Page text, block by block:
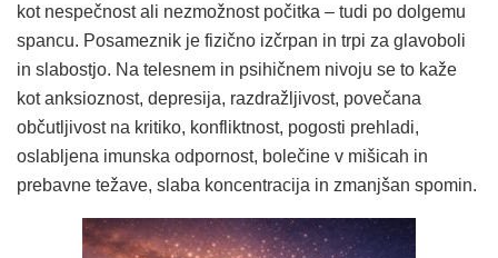
kot nespečnost ali nezmožnost počitka – tudi po dolgemu
spancu. Posameznik je fizično izčrpan in trpi za glavoboli
in slabostjo. Na telesnem in psihičnem nivoju se to kaže
kot anksioznost, depresija, razdražljivost, povečana
občutljivost na kritiko, konfliktnost, pogosti prehladi,
oslabljena imunska odpornost, bolečine v mišicah in
prebavne težave, slaba koncentracija in zmanjšan spomin.